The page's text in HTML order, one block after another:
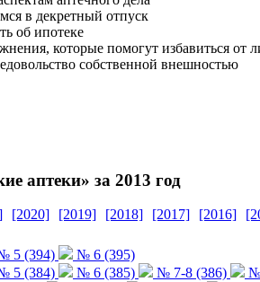
в декретный отпуск
об ипотеке
которые помогут избавиться от
собственной внешностью
аптеки» за 2013 год
[2020] [2019] [2018] [2017] [2016]
5 (394)
№ 6 (395)
5 (384) № 6 (385) № 7-8 (386) №